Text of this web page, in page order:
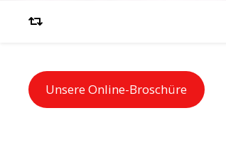
Unsere Online-Broschüre